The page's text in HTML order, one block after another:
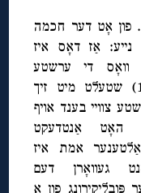
פון אָט דער חכמה
נייע: אַז דאָס איז
וואָס די ערשטע
ענגלישע אויסגאַבע (וויינרייך 1980) שטעלט מיט זיך
צוויי בענד אויף
האָט אַנטדעקט
אמת איז
געוואָרן דעם
פּובליקירונג פון אַ